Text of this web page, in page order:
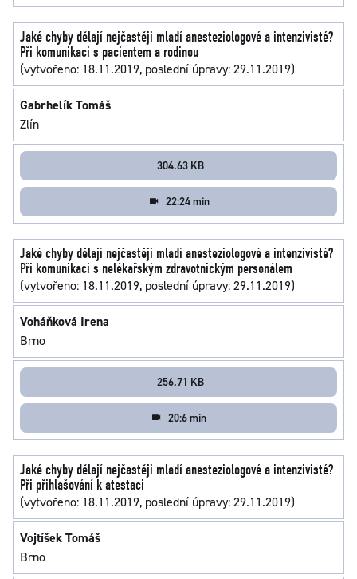
Jaké chyby dělají nejčastěji mladí anesteziologové a intenzivisté?
Při komunikaci s pacientem a rodinou
(vytvořeno: 18.11.2019, poslední úpravy: 29.11.2019)
Gabrhelík Tomáš
Zlín
304.63 KB
22:24 min
Jaké chyby dělají nejčastěji mladí anesteziologové a intenzivisté?
Při komunikaci s nelékařským zdravotnickým personálem
(vytvořeno: 18.11.2019, poslední úpravy: 29.11.2019)
Voháňková Irena
Brno
256.71 KB
20:6 min
Jaké chyby dělají nejčastěji mladí anesteziologové a intenzivisté?
Při přihlašování k atestaci
(vytvořeno: 18.11.2019, poslední úpravy: 29.11.2019)
Vojtíšek Tomáš
Brno